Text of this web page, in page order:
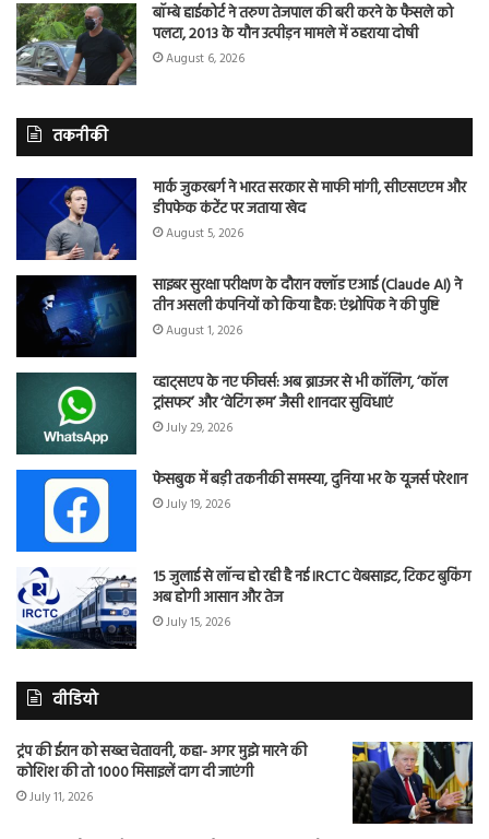
बॉम्बे हाईकोर्ट ने तरुण तेजपाल की बरी करने के फैसले को
पलटा, 2013 के यौन उत्पीड़न मामले में ठहराया दोषी
August 6, 2026
तकनीकी
मार्क जुकरबर्ग ने भारत सरकार से माफी मांगी, सीएसएएम और
डीपफेक कंटेंट पर जताया खेद
August 5, 2026
साइबर सुरक्षा परीक्षण के दौरान क्लॉड एआई (Claude AI) ने
तीन असली कंपनियों को किया हैक: एंथ्रोपिक ने की पुष्टि
August 1, 2026
व्हाट्सएप के नए फीचर्स: अब ब्राउजर से भी कॉलिंग, ‘कॉल
ट्रांसफर’ और ‘वेटिंग रूम’ जैसी शानदार सुविधाएं
July 29, 2026
फेसबुक में बड़ी तकनीकी समस्या, दुनिया भर के यूजर्स परेशान
July 19, 2026
15 जुलाई से लॉन्च हो रही है नई IRCTC वेबसाइट, टिकट बुकिंग
अब होगी आसान और तेज
July 15, 2026
वीडियो
ट्रंप की ईरान को सख्त चेतावनी, कहा- अगर मुझे मारने की
कोशिश की तो 1000 मिसाइलें दाग दी जाएंगी
July 11, 2026